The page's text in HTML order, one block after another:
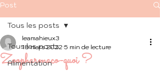
Post
Tous les posts
Alimentation
Tous les posts
Zoopharmaco-quoi ?
leamahieux3
18 mars 2022 5 min de lecture